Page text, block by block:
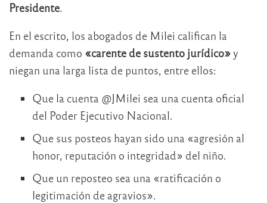
Presidente.
En el escrito, los abogados de Milei califican la
demanda como «carente de sustento jurídico»y
niegan una larga lista de puntos, entre ellos:
Que la cuenta @JMilei sea una cuenta oficial
del Poder Ejecutivo Nacional.
Que sus posteos hayan sido una «agresión al
honor, reputación o integridad» del niño.
Que un reposteo sea una «ratificación o
legitimación de agravios».